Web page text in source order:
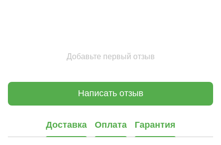
Добавьте первый отзыв
Написать отзыв
Доставка Оплата Гарантия